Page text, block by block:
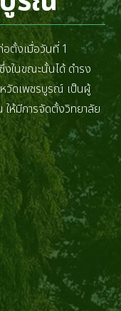
ตั้งเมื่อวันที่ 1
ในขณะนั้นได้ ดำรง
วัดเพชรบูรณ์ เป็นผู้
ห้มีการจัดตั้งวิทยาลัย